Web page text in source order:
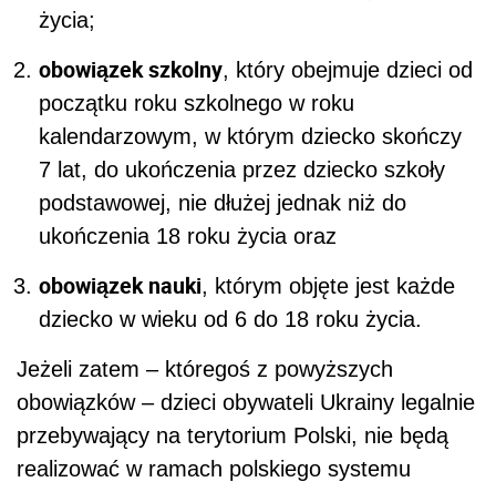
życia;
obowiązek szkolny, który obejmuje dzieci od
początku roku szkolnego w roku
kalendarzowym, w którym dziecko skończy
7 lat, do ukończenia przez dziecko szkoły
podstawowej, nie dłużej jednak niż do
ukończenia 18 roku życia oraz
obowiązek nauki, którym objęte jest każde
dziecko w wieku od 6 do 18 roku życia.
Jeżeli zatem – któregoś z powyższych
obowiązków – dzieci obywateli Ukrainy legalnie
przebywający na terytorium Polski, nie będą
realizować w ramach polskiego systemu